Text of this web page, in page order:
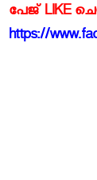
പേജ് LIKE
https://